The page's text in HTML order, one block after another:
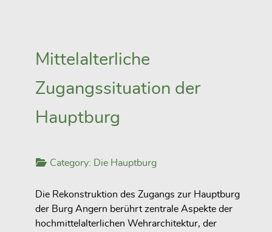
Mittelalterliche
Zugangssituation der
Hauptburg
Category: Die Hauptburg
Die Rekonstruktion des Zugangs zur Hauptburg
der Burg Angern berührt zentrale Aspekte der
hochmittelalterlichen Wehrarchitektur, der